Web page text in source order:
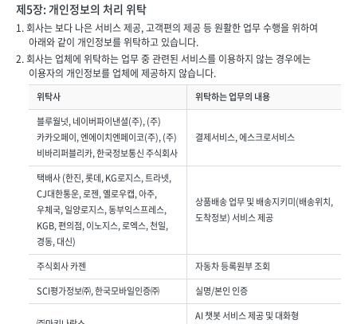
제5장: 개인정보의 처리 위탁
1. 회사는 보다 나은 서비스 제공, 고객편의 제공 등 원활한 업무 수행을 위하여
아래와 같이 개인정보를 위탁하고 있습니다.
2. 회사는 업체에 위탁하는 업무 중 관련된 서비스를 이용하지 않는 경우에는
이용자의 개인정보를 업체에 제공하지 않습니다.
위탁사
위탁하는 업무의 내용
블루월넛, 네이버파이낸셜(주), (주)
카카오페이, 엔에이치엔페이코(주), (주)
비바리퍼블리카, 한국정보통신 주식회사
결제서비스, 에스크로서비스
택배사 (한진, 롯데, KG로지스, 트라넷,
CJ대한통운, 로젠, 옐로우캡, 아주,
우체국, 일양로지스, 동부익스프레스,
KGB, 편의점, 이노지스, 로엑스, 천일,
경동, 대신)
상품배송 업무 및 배송지키미(배송위치,
도착정보) 서비스 제공
주식회사 카젠
자동차 등록원부 조회
SCI평가정보㈜, 한국모바일인증㈜
실명/본인 인증
AI 챗봇 서비스 제공 및 대화형